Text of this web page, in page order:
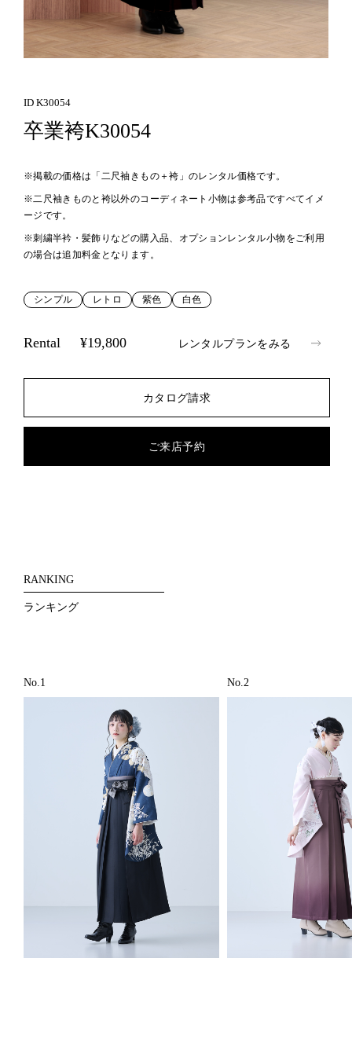
ID K30054
卒業袴K30054
※掲載の価格は「二尺袖きもの＋袴」のレンタル価格です。
※二尺袖きものと袴以外のコーディネート小物は参考品ですべてイメ
ージです。
※刺繍半衿・髪飾りなどの購入品、オプションレンタル小物をご利用
の場合は追加料金となります。
シンプル レトロ 紫色 白色
Rental ¥19,800 レンタルプランをみる
カタログ請求
ご来店予約
RANKING
ランキング
No.1 No.2